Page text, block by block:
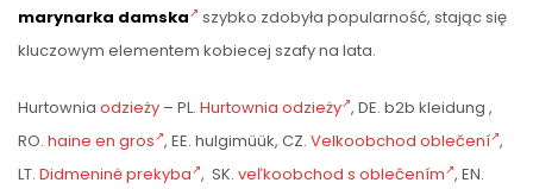
marynarka damska
szybko zdobyła popularność, stając się
kluczowym elementem kobiecej szafy na lata.
Hurtownia odzieży – PL. Hurtownia odzieży , DE. b2b kleidung ,
RO. haine en gros , EE. hulgimüük, CZ. Velkoobchod oblečení ,
LT. Didmeninė prekyba , SK. veľkoobchod s oblečením , EN.